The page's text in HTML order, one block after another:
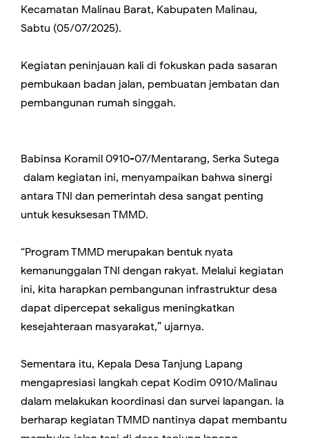
Kecamatan Malinau Barat, Kabupaten Malinau,
Sabtu (05/07/2025).
Kegiatan peninjauan kali di fokuskan pada sasaran
pembukaan badan jalan, pembuatan jembatan dan
pembangunan rumah singgah.
Babinsa Koramil 0910-07/Mentarang, Serka Sutega
dalam kegiatan ini, menyampaikan bahwa sinergi
antara TNI dan pemerintah desa sangat penting
untuk kesuksesan TMMD.
“Program TMMD merupakan bentuk nyata
kemanunggalan TNI dengan rakyat. Melalui kegiatan
ini, kita harapkan pembangunan infrastruktur desa
dapat dipercepat sekaligus meningkatkan
kesejahteraan masyarakat,” ujarnya.
Sementara itu, Kepala Desa Tanjung Lapang
mengapresiasi langkah cepat Kodim 0910/Malinau
dalam melakukan koordinasi dan survei lapangan. Ia
berharap kegiatan TMMD nantinya dapat membantu